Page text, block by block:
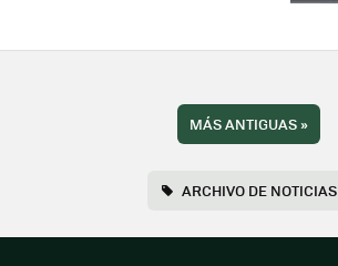
MÁS ANTIGUAS»
ARCHIVO DE NOTICIAS